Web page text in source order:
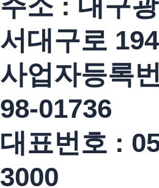
서대구로 194
사업자등록
98-01736
대표번호 :
3000